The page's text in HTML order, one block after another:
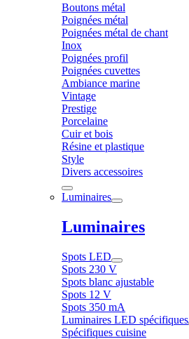
Boutons métal
Poignées métal
Poignées métal de chant
Inox
Poignées profil
Poignées cuvettes
Ambiance marine
Vintage
Prestige
Porcelaine
Cuir et bois
Résine et plastique
Style
Divers accessoires
Luminaires
Luminaires
Spots LED
Spots 230 V
Spots blanc ajustable
Spots 12 V
Spots 350 mA
Luminaires LED spécifiques
Spécifiques cuisine